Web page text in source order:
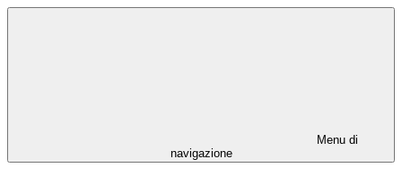
Menu di
navigazione